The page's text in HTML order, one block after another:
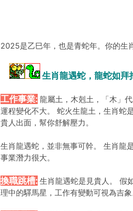
2025是乙巳年，也是青蛇年。你的生
生肖龍遇蛇，龍蛇如拜
工作事業: 龍屬土，木剋土，「木」
運程變化不大。 蛇火生龍土，生肖蛇
貴人出面，幫你舒解壓力。
生肖龍遇蛇，並非無事可幹。 生肖龍
事業潛力很大。
換職跳槽: 生肖龍遇蛇是見貴人。 假
理中的驛馬星，工作有變動可視為吉